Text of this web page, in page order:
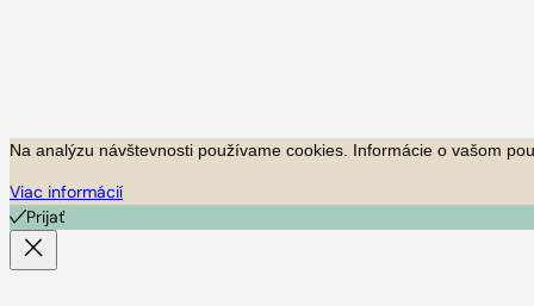
Na analýzu návštevnosti používame cookies. Informácie o vašom
Viac informácií
Prijať